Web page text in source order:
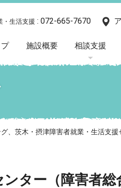
・生活支援 : 072-665-7670
プ 施設概要 相談支援
、茨木・摂津障害者就業・生活支
ター（障害者総